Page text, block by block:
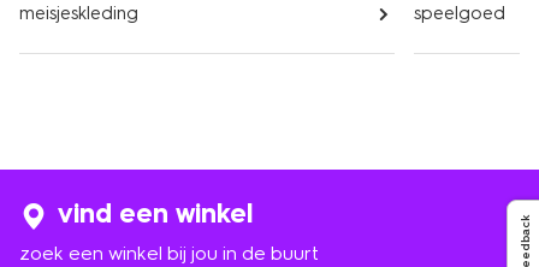
meisjeskleding speelgoed
vind een winkel
zoek een winkel bij jou in de buurt
Feedback